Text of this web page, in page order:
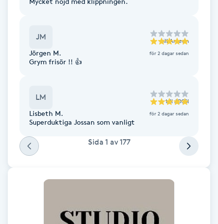
Fransrengöring
Frekvensterapi
Friskvårdsmassage
Frisör
JM till Ameen
Jörgen M. för 2 dagar sedan
Grym frisör !! 👍
LM till JOSSI
Lisbeth M. för 2 dagar sedan
Superduktiga Jossan som vanligt
Sida 1 av177